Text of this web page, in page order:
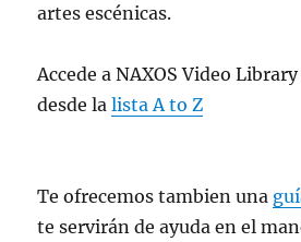
artes escénicas.
Accede a NAXOS Video
desde lalista A to Z
Te ofrecemos tambien una
te servirán de ayuda en el